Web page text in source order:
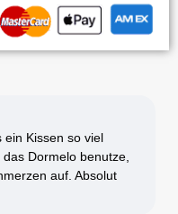
ein Kissen so viel
Dormelo benutze,
auf. Absolut